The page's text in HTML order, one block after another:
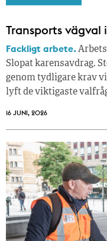
Transports vägval
Fackligt arbete.
Slopat karensavdrag.
genom tydligare krav
lyft de viktigaste
16 JUNI, 2026